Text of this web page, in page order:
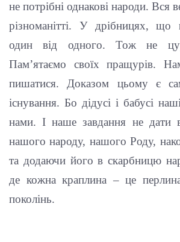
не потрібні однакові народи. Вся
різноманітті. У дрібницях, що
один від одного. Тож не
Пам’ятаємо своїх пращурів.
пишатися. Доказом цьому є
існування. Бо дідусі і бабусі
нами. І наше завдання не дати
нашого народу, нашого Роду,
та додаючи його в скарбницю
де кожна краплина – це
поколінь.